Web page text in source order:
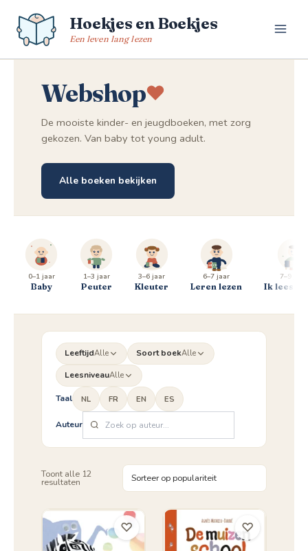
naar
Hoekjes en Boekjes
Een leven lang lezen
Webshop
De mooiste kinder- en jeugdboeken, met zorg
gekozen. Van baby tot young adult.
Alle boeken bekijken
0–1 jaar
Baby
1–3 jaar
Peuter
3–6 jaar
Kleuter
6–7 jaar
Leren lezen
7–9 jaar
Ik lees al
LeeftijdAlle Soort boekAlle
LeesniveauAlle
Taal NL FR EN ES
Auteur
Toont alle 12
resultaten
♡ ♡